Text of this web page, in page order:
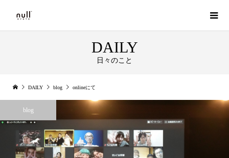
DAILY
日々のこと
DAILY blog onlineにて
blog